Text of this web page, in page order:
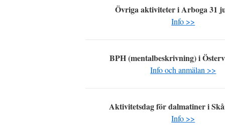
Övriga aktiviteter i Arboga 31
Info >>
BPH (mentalbeskrivning) i
Info och anmälan >>
Aktivitetsdag för dalmatiner i
Info >>